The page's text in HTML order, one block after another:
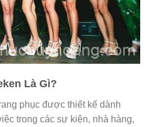
Là Gì?
phục được thiết kế dành
trong các sự kiện, nhà hàng,